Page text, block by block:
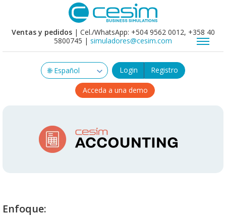
Ventas y pedidos| Cel./WhatsApp: +504 9562 0012, +358 40
5800745 | simuladores@cesim.com
Login Registro
Acceda a una demo
Enfoque: